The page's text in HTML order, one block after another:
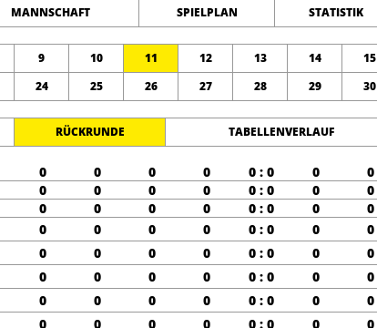
MANNSCHAFT SPIELPLAN STATISTIK
9 10 11 12 13 14
15
24 25 26 27 28 29 30
RÜCKRUNDE TABELLENVERLAUF
0 0 0 0 0 : 0 0
0
0 0 0 0 0 : 0 0
0
0 0 0 0 0 : 0 0
0
0 0 0 0 0 : 0 0
0
0 0 0 0 0 : 0 0
0
0 0 0 0 0 : 0 0
0
0 0 0 0 0 : 0 0
0
0 0 0 0 0 : 0 0
0